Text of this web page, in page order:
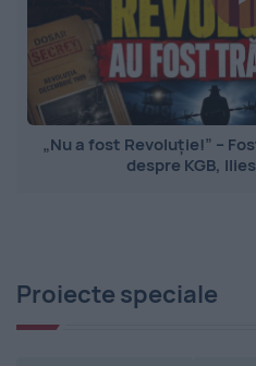
„Nu a fost Revoluție!” –
despre KGB,
Proiecte speciale